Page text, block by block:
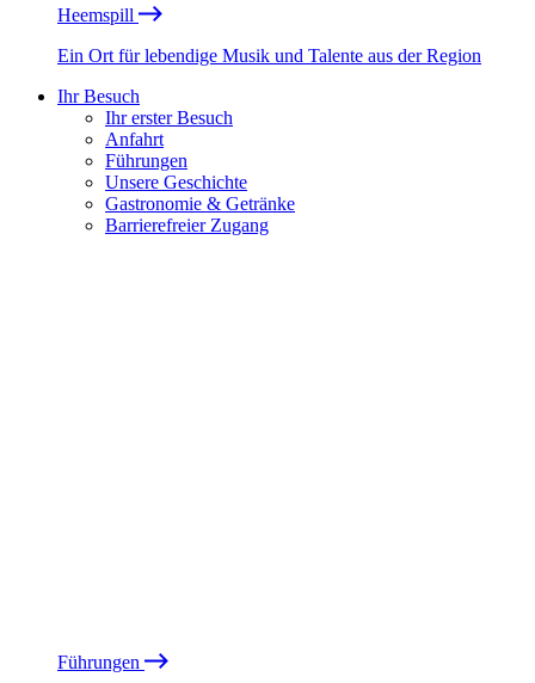
Heemspill
Ein Ort für lebendige Musik und Talente aus der Region
Ihr Besuch
Ihr erster Besuch
Anfahrt
Führungen
Unsere Geschichte
Gastronomie & Getränke
Barrierefreier Zugang
Führungen